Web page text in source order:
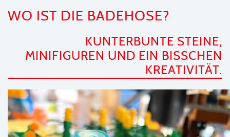
WO IST DIE BADEHOSE?
KUNTERBUNTE STEINE,
MINIFIGUREN UND EIN BISSCHEN
KREATIVITÄT.